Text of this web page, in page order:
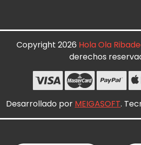
Copyright 2026 Hola Ola
derechos
Desarrollado por MEIGASOFT.